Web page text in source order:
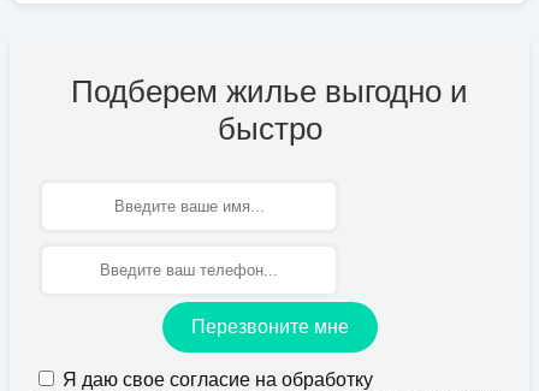
Подберем жилье выгодно и
быстро
Перезвоните мне
Я даю свое согласие на обработку